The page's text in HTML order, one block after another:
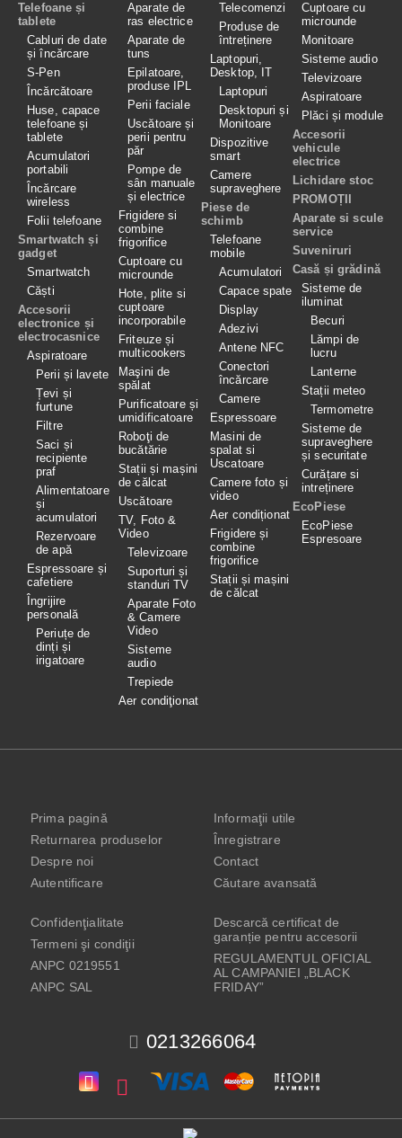
Telefoane și
tablete
Cabluri de date
și încărcare
S-Pen
Încărcătoare
Huse, capace
telefoane și
tablete
Acumulatori
portabili
Încărcare
wireless
Folii telefoane
Smartwatch și
gadget
Smartwatch
Căști
Accesorii
electronice și
electrocasnice
Aspiratoare
Perii și lavete
Țevi și
furtune
Filtre
Saci și
recipiente
praf
Alimentatoare
și
acumulatori
Rezervoare
de apă
Espressoare și
cafetiere
Îngrijire
personală
Periuțe de
dinți și
irigatoare
Aparate de
ras electrice
Aparate de
tuns
Epilatoare,
produse IPL
Perii faciale
Uscătoare și
perii pentru
păr
Pompe de
sân manuale
și electrice
Frigidere si
combine
frigorifice
Cuptoare cu
microunde
Hote, plite si
cuptoare
incorporabile
Friteuze și
multicookers
Maşini de
spălat
Purificatoare și
umidificatoare
Roboţi de
bucătărie
Stații și mașini
de călcat
Uscătoare
TV, Foto &
Video
Televizoare
Suporturi și
standuri TV
Aparate Foto
& Camere
Video
Sisteme
audio
Trepiede
Aer condiţionat
Telecomenzi
Produse de
întreținere
Laptopuri,
Desktop, IT
Laptopuri
Desktopuri și
Monitoare
Dispozitive
smart
Camere
supraveghere
Piese de
schimb
Telefoane
mobile
Acumulatori
Capace spate
Display
Adezivi
Antene NFC
Conectori
încărcare
Camere
Espressoare
Masini de
spalat si
Uscatoare
Camere foto și
video
Aer condiționat
Frigidere și
combine
frigorifice
Stații și mașini
de călcat
Cuptoare cu
microunde
Monitoare
Sisteme audio
Televizoare
Aspiratoare
Plăci și module
Accesorii
vehicule
electrice
Lichidare stoc
PROMOȚII
Aparate si scule
service
Suveniruri
Casă și grădină
Sisteme de
iluminat
Becuri
Lămpi de
lucru
Lanterne
Stații meteo
Termometre
Sisteme de
supraveghere
și securitate
Curățare si
intreținere
EcoPiese
EcoPiese
Espresoare
0213266064
Prima pagină
Returnarea produselor
Despre noi
Autentificare
Informaţii utile
Înregistrare
Contact
Căutare avansată
Confidenţialitate
Termeni şi condiţii
ANPC 0219551
ANPC SAL
Descarcă certificat de
garanție pentru accesorii
REGULAMENTUL OFICIAL
AL CAMPANIEI „BLACK
FRIDAY”